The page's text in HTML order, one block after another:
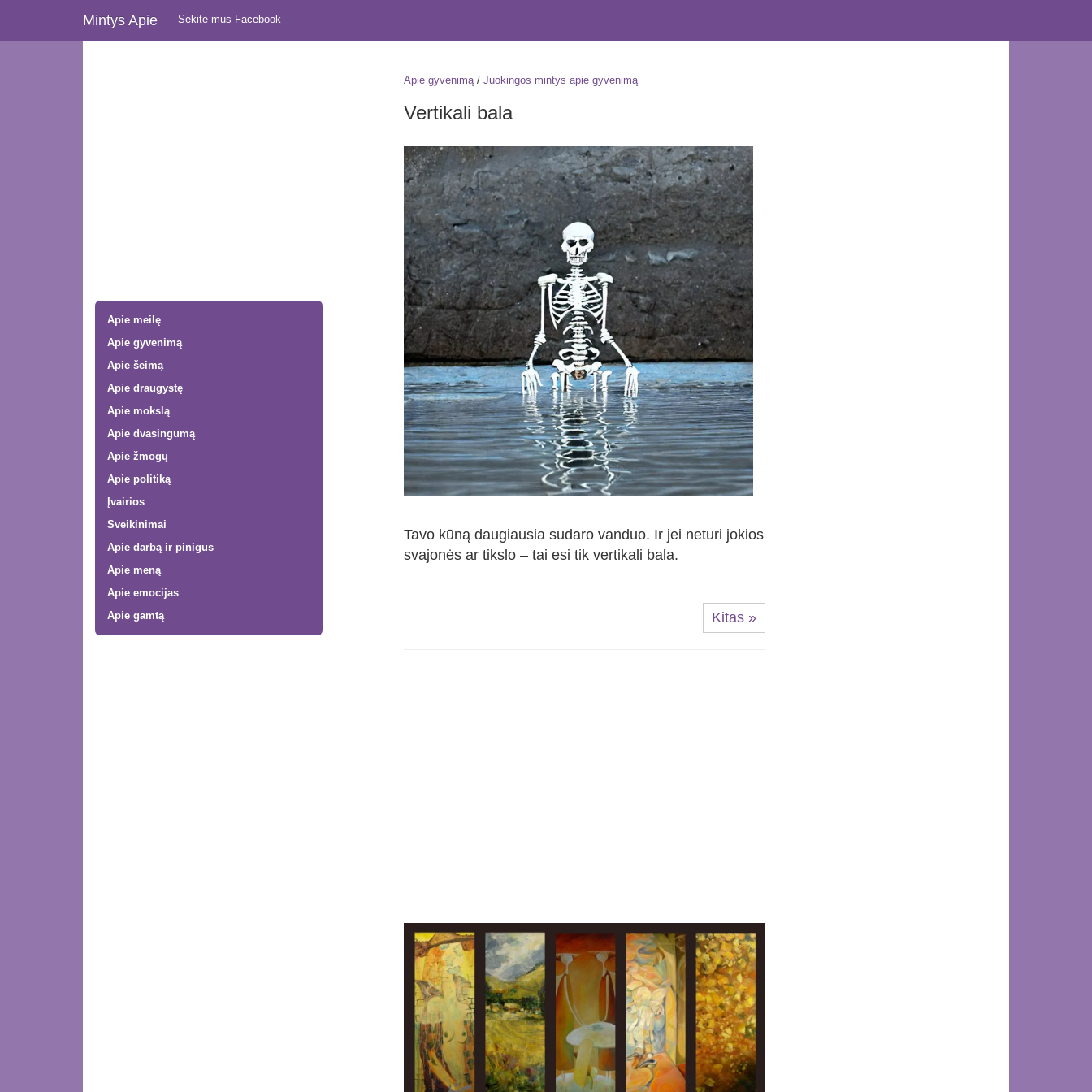
Mintys Apie Sekite mus Facebook
Apie meilę
Apie gyvenimą
Apie šeimą
Apie draugystę
Apie mokslą
Apie dvasingumą
Apie žmogų
Apie politiką
Įvairios
Sveikinimai
Apie darbą ir pinigus
Apie meną
Apie emocijas
Apie gamtą
Apie gyvenimą/ Juokingos mintys apie gyvenimą
Vertikali bala
Tavo kūną daugiausia sudaro vanduo. Ir jei neturi jokios
svajonės ar tikslo – tai esi tik vertikali bala.
Kitas »